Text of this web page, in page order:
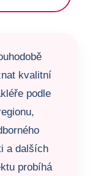
kvalitní
podle
a dalších
probíhá